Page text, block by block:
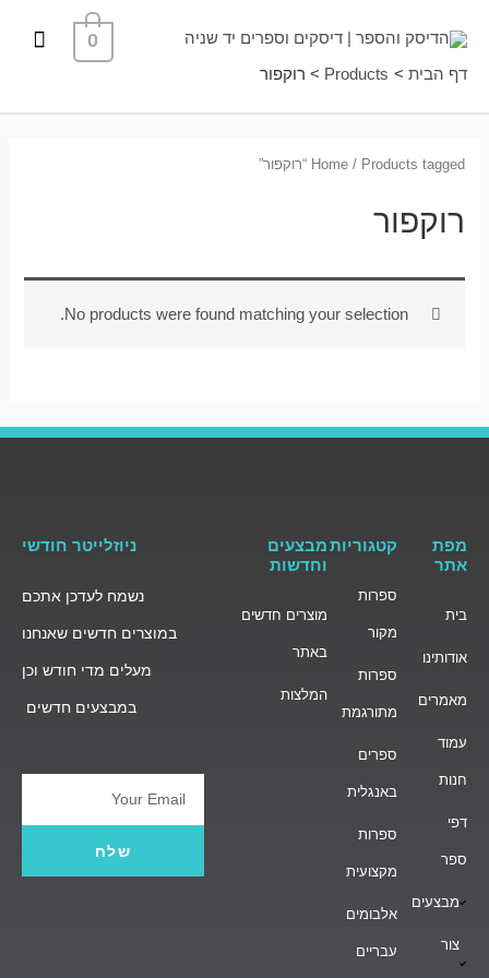
0
דף הבית Products רוקפור
Home/ Products tagged “רוקפור”
רוקפור
No products were found matching your selection.
מפת
אתר
בית
אודותינו
מאמרים
עמוד
חנות
דפי
ספר
מבצעים
צור
קטגוריות
ספרות
מקור
ספרות
מתורגמת
ספרים
באנגלית
ספרות
מקצועית
אלבומים
עבריים
מבצעים
וחדשות
מוצרים חדשים
באתר
המלצות
ניוזלייטר חודשי
נשמח לעדכן אתכם
במוצרים חדשים שאנחנו
מעלים מדי חודש וכן
במבצעים חדשים
Email
שלח